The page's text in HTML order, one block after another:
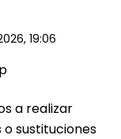
19:06
a realizar
sustituciones